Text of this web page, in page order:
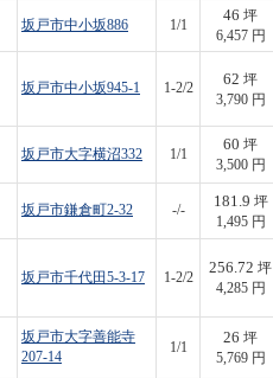
坂戸市中小坂886 1/1
46 坪
6,457 円
坂戸市中小坂945-1 1-2/2
62 坪
3,790 円
坂戸市大字横沼332 1/1
60 坪
3,500 円
坂戸市鎌倉町2-32 -/-
181.9 坪
1,495 円
坂戸市千代田5-3-17 1-2/2
256.72 坪
4,285 円
坂戸市大字善能寺
207-14
1/1
26 坪
5,769 円